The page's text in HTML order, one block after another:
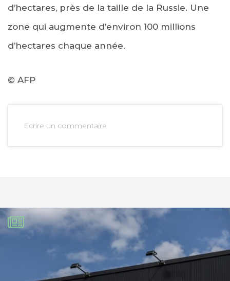
d’hectares, près de la taille de la Russie. Une
zone qui augmente d’environ 100 millions
d’hectares chaque année.
© AFP
Ecrire un commentaire